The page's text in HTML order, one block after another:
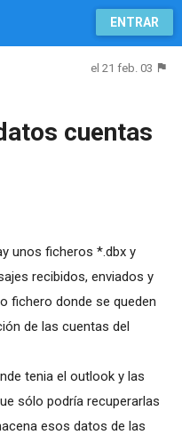
ENTRAR
el 21 feb. 03
cuentas
unos ficheros *.dbx y
recibidos, enviados y
fichero donde se queden
de las cuentas del
tenia el outlook y las
sólo podría recuperarlas
esos datos de las